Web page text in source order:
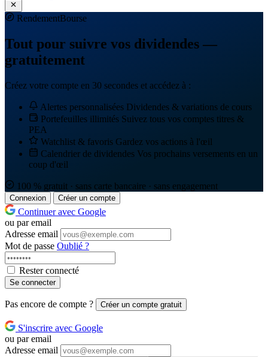
RendementBourse
Tout pour suivre vos dividendes —
gratuitement
Créez votre compte en 30 secondes et accédez à :
Alertes personnalisées Dividendes & variations de cours
Portefeuilles illimités Suivez tous vos comptes titres &
PEA
Watchlist & favoris Gardez vos actions à l'œil
Calendrier de dividendes Vos prochains versements en un
coup d'œil
100 % gratuit · sans carte bancaire · sans engagement
Connexion Créer un compte
Continuer avec Google
ou par email
Adresse email
Mot de passe Oublié ?
Rester connecté
Se connecter
Pas encore de compte ? Créer un compte gratuit
S'inscrire avec Google
ou par email
Adresse email